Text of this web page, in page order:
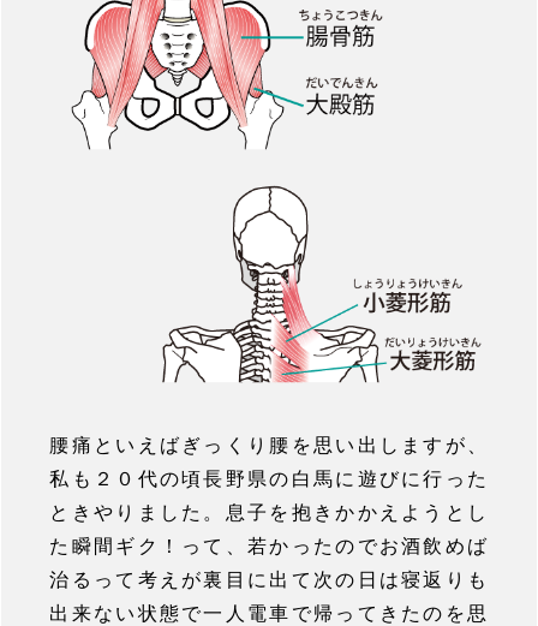
腰痛といえばぎっくり腰を思い出しますが、
私も２０代の頃長野県の白馬に遊びに行った
ときやりました。息子を抱きかかえようとし
た瞬間ギク！って、若かったのでお酒飲めば
治るって考えが裏目に出て次の日は寝返りも
出来ない状態で一人電車で帰ってきたのを思